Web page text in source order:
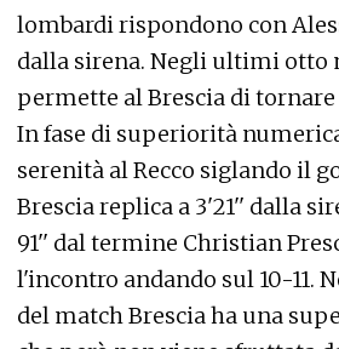
lombardi rispondono con
dalla sirena. Negli ultimi otto
permette al Brescia di tornare
In fase di superiorità
serenità al Recco siglando il
Brescia replica a 3'21'' dalla
91'' dal termine Christian
l'incontro andando sul 10-11.
del match Brescia ha una